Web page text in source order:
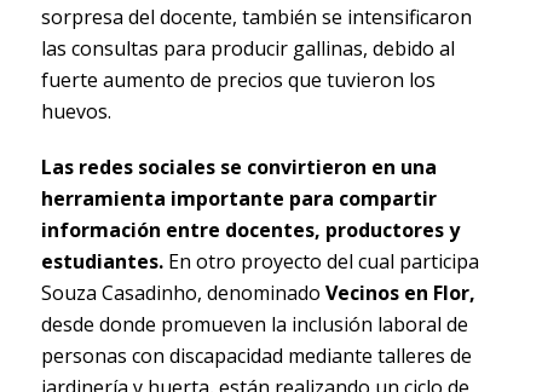
sorpresa del docente, también se intensificaron
las consultas para producir gallinas, debido al
fuerte aumento de precios que tuvieron los
huevos.
Las redes sociales se convirtieron en una
herramienta importante para compartir
información entre docentes, productores y
estudiantes. En otro proyecto del cual participa
Souza Casadinho, denominado Vecinos en Flor,
desde donde promueven la inclusión laboral de
personas con discapacidad mediante talleres de
jardinería y huerta, están realizando un ciclo de